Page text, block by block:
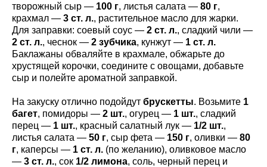
творожный сыр — 100 г, листья салата — 80 г,
крахмал — 3 ст. л., растительное масло для жарки.
Для заправки: соевый соус — 2 ст. л., сладкий чили —
2 ст. л., чеснок — 2 зубчика, кунжут — 1 ст. л.
Баклажаны обваляйте в крахмале, обжарьте до
хрустящей корочки, соедините с овощами, добавьте
сыр и полейте ароматной заправкой.
На закуску отлично подойдут брускетты. Возьмите 1
багет, помидоры — 2 шт., огурец — 1 шт., сладкий
перец — 1 шт., красный салатный лук — 1/2 шт.,
листья салата — 50 г, сыр фета — 150 г, оливки — 80
г, каперсы — 1 ст. л. (по желанию), оливковое масло
— 3 ст. л., сок 1/2 лимона, соль, черный перец и